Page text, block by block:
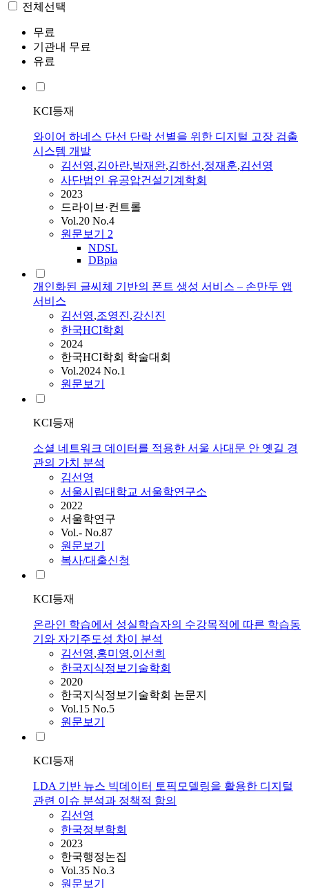
전체선택
무료
기관내 무료
유료
KCI등재
와이어 하네스 단선 단락 선별을 위한 디지털 고장 검출
시스템 개발
김선영,김아란,박재완,김하선,정재훈,김선영
사단법인 유공압건설기계학회
2023
드라이브·컨트롤
Vol.20 No.4
원문보기 2
NDSL
DBpia
개인화된 글씨체 기반의 폰트 생성 서비스 – 손만두 앱
서비스
김선영,조영진,강신진
한국HCI학회
2024
한국HCI학회 학술대회
Vol.2024 No.1
원문보기
KCI등재
소셜 네트워크 데이터를 적용한 서울 사대문 안 옛길 경
관의 가치 분석
김선영
서울시립대학교 서울학연구소
2022
서울학연구
Vol.- No.87
원문보기
복사/대출신청
KCI등재
온라인 학습에서 성실학습자의 수강목적에 따른 학습동
기와 자기주도성 차이 분석
김선영,홍미영,이선희
한국지식정보기술학회
2020
한국지식정보기술학회 논문지
Vol.15 No.5
원문보기
KCI등재
LDA 기반 뉴스 빅데이터 토픽모델링을 활용한 디지털
관련 이슈 분석과 정책적 함의
김선영
한국정부학회
2023
한국행정논집
Vol.35 No.3
원문보기